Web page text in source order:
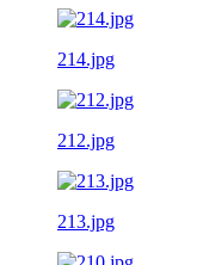
214.jpg
212.jpg
213.jpg